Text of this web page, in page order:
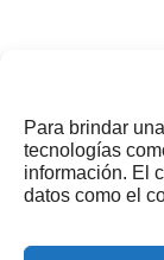
Para brindar
tecnologías
información. El
datos como el
¿Nos invitas
Si te gusta